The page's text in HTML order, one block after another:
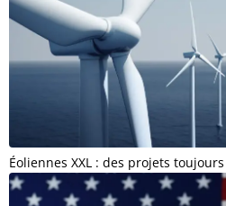
Éoliennes XXL : des projets